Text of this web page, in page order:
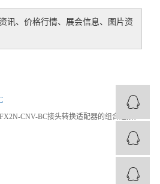
讯、价格行情、展会信息、图片资
CNV-BC接头转换适配器的组合连接。